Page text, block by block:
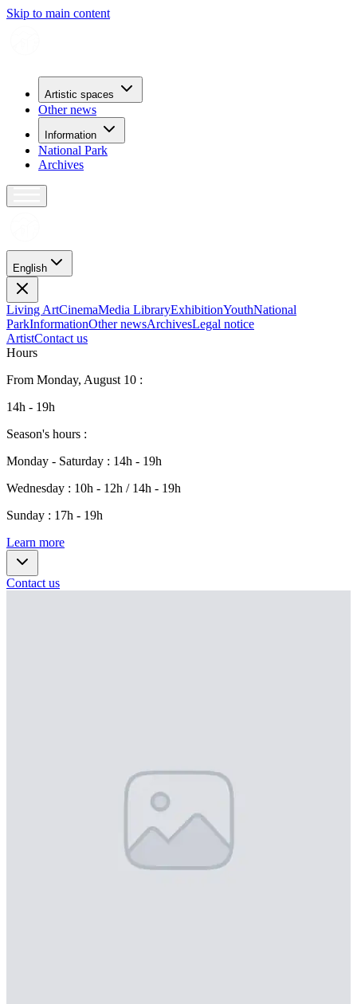
Skip to main content
Artistic spaces
Other news
Information
National Park
Archives
English
Living ArtCinemaMedia LibraryExhibitionYouthNational
ParkInformationOther newsArchivesLegal notice
ArtistContact us
Hours
From Monday, August 10 :
14h - 19h
Season's hours :
Monday - Saturday : 14h - 19h
Wednesday : 10h - 12h / 14h - 19h
Sunday : 17h - 19h
Learn more
Contact us